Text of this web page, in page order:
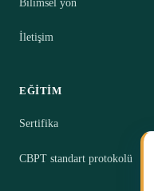
Bilimsel yön
İletişim
EĞITIM
Sertifika
CBPT standart protokolü